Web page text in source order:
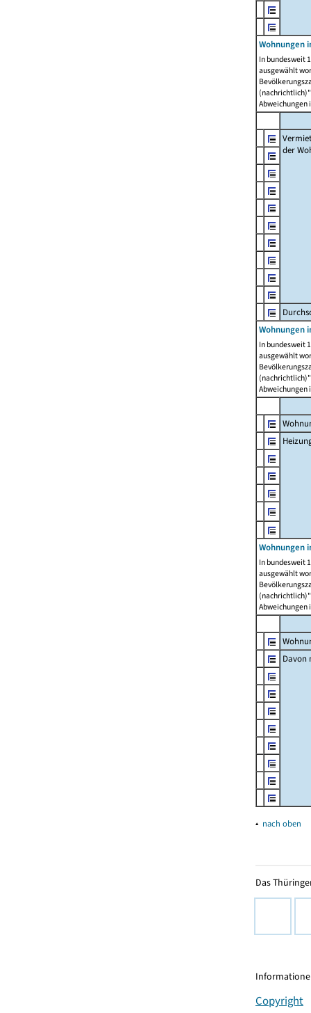
Wohnungen
In bundesweit
ausgewählt
Abweichungen
der
Wohnungen
In bundesweit
ausgewählt
Abweichungen
Wohnungen
In bundesweit
ausgewählt
Abweichungen
Davon
▴ nach oben
Das
Copyright